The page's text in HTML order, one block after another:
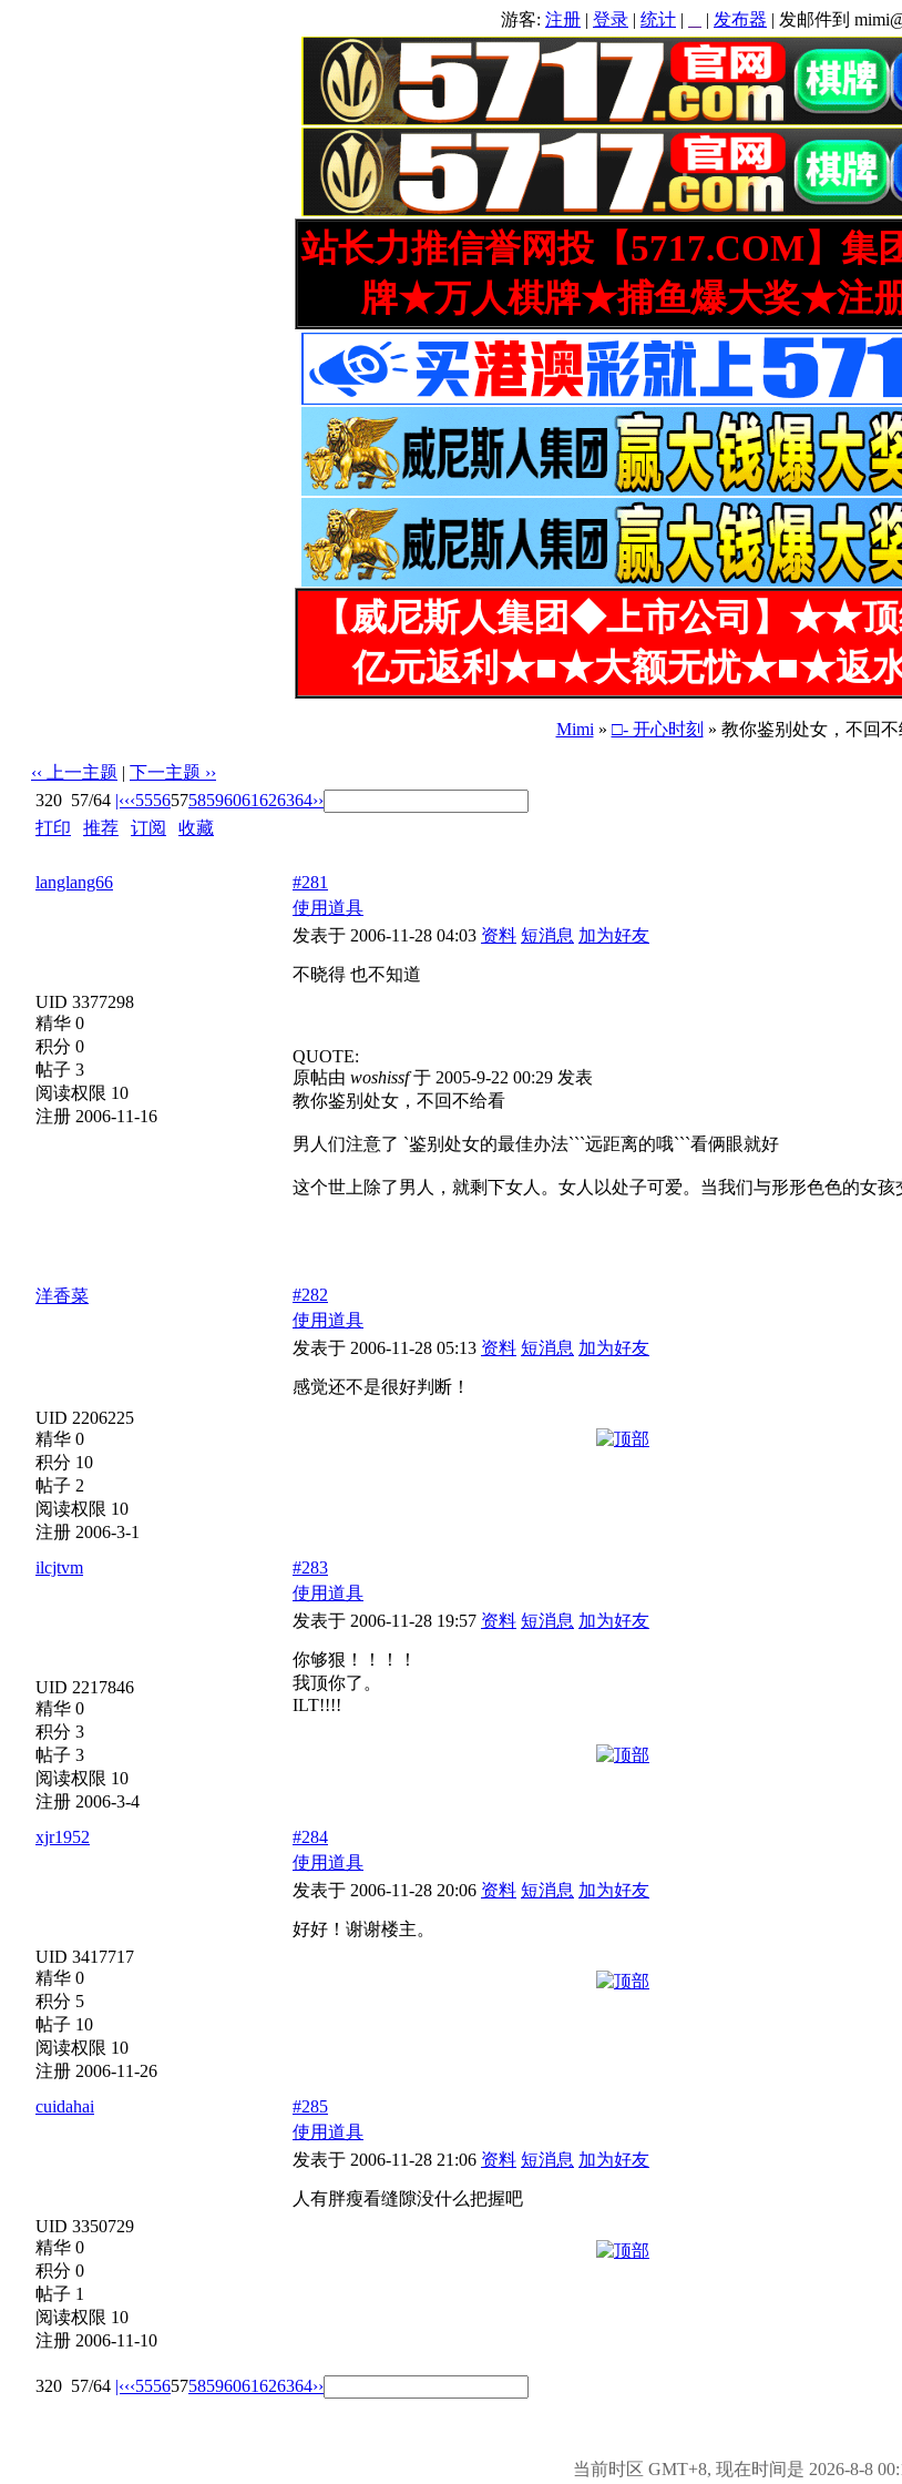
游客: 注册 | 登录 | 统计 | | 发布器 | 发邮件到
站长力推信誉网投【5717.COM】
牌★万人棋牌★捕鱼爆大奖★注
【威尼斯人集团◆上市公司】★★
亿元返利★■★大额无忧★■★返
Mimi » □- 开心时刻 » 教你鉴别处女，不回
‹‹ 上一主题 | 下一主题 ››
320 57/64 |‹‹‹55565758596061626364››
打印
推荐 订阅
收藏
langlang66
UID 3377298
精华 0
积分 0
帖子 3
阅读权限 10
注册 2006-11-16
#281
使用道具
发表于 2006-11-28 04:03 资料 短消息 加为好友
不晓得 也不知道
QUOTE:
原帖由 woshissf于 2005-9-22 00:29 发表
教你鉴别处女，不回不给看
男人们注意了 `鉴别处女的最佳办法```远距离的哦```看俩眼就好
这个世上除了男人，就剩下女人。女人以处子可爱。当我们与形形色色的女
洋香菜
UID 2206225
精华 0
积分 10
帖子 2
阅读权限 10
注册 2006-3-1
#282
使用道具
发表于 2006-11-28 05:13 资料 短消息 加为好友
感觉还不是很好判断！
ilcjtvm
UID 2217846
精华 0
积分 3
帖子 3
阅读权限 10
注册 2006-3-4
#283
使用道具
发表于 2006-11-28 19:57 资料 短消息 加为好友
你够狠！！！！
我顶你了。
ILT!!!!
xjr1952
UID 3417717
精华 0
积分 5
帖子 10
阅读权限 10
注册 2006-11-26
#284
使用道具
发表于 2006-11-28 20:06 资料 短消息 加为好友
好好！谢谢楼主。
cuidahai
UID 3350729
精华 0
积分 0
帖子 1
阅读权限 10
注册 2006-11-10
#285
使用道具
发表于 2006-11-28 21:06 资料 短消息 加为好友
人有胖瘦看缝隙没什么把握吧
320 57/64 |‹‹‹55565758596061626364››
当前时区 GMT+8, 现在时间是 2026-8-8